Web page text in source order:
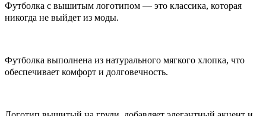
Футболка с вышитым логотипом — это классика, которая
никогда не выйдет из моды.
Футболка выполнена из натурального мягкого хлопка, что
обеспечивает комфорт и долговечность.